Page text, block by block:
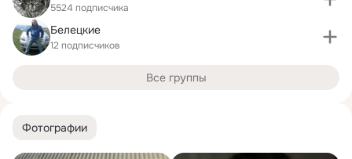
Фотографии
5524 подписчика
Белецкие
12 подписчиков
Все группы